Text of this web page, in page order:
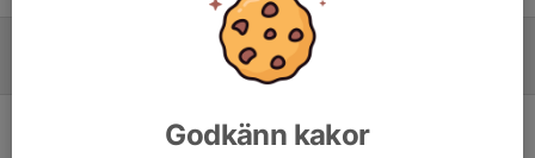
Lilla Fyrstads del 2
Lilla fyrstads del 1
13 feb 2023 0
Godkänn kakor